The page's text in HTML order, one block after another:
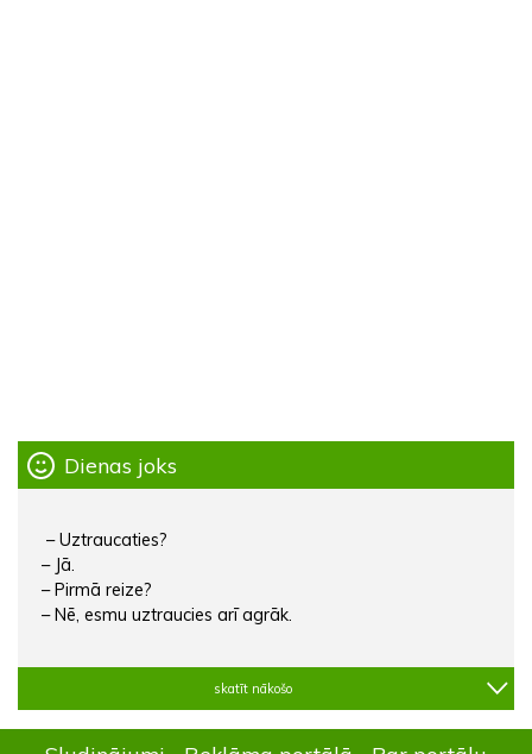
Dienas joks
– Uztraucaties?
– Jā.
– Pirmā reize?
– Nē, esmu uztraucies arī agrāk.
skatīt nākošo